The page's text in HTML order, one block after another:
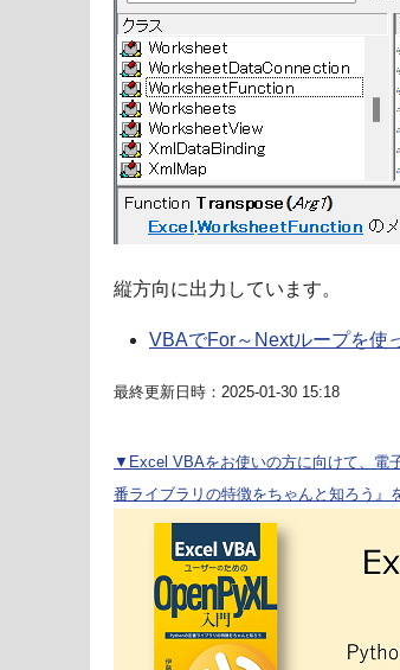
縦方向に出力しています。
VBAでFor～Nextループを使
最終更新日時：2025-01-30 15:18
▼Excel VBAをお使いの方に向けて、電
番ライブラリの特徴をちゃんと知ろう』